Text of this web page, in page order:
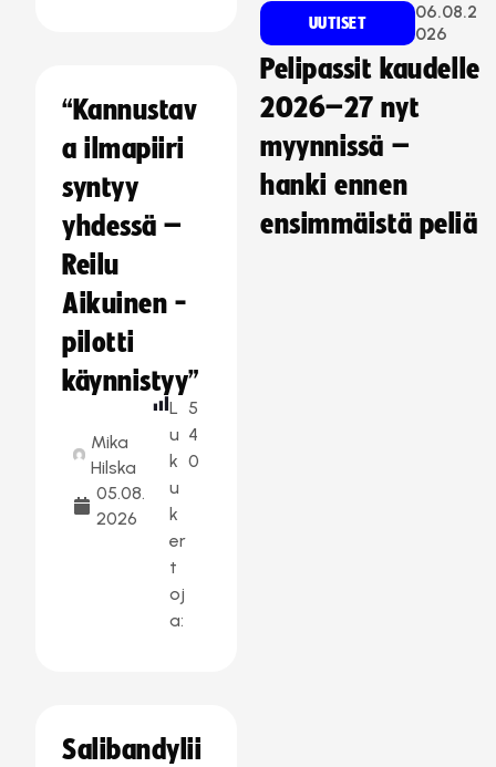
“Kannustav
a ilmapiiri
syntyy
yhdessä –
Reilu
Aikuinen -
pilotti
käynnistyy”
Mika
Hilska
05.08.
2026
L
u
k
u
k
er
t
oj
a:
5
4
0
Salibandylii
UUTISET
06.08.2
026
Pelipassit kaudelle
2026–27 nyt
myynnissä –
hanki ennen
ensimmäistä peliä